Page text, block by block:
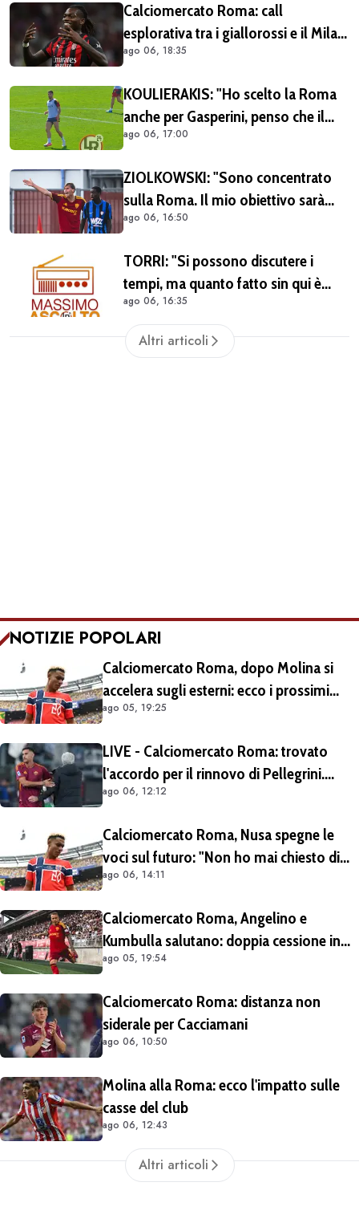
Calciomercato Roma: call
esplorativa tra i giallorossi e il Milan.
Sul tavolo le situazioni di Leao e
ago 06, 18:35
KOULIERAKIS: "Ho scelto la Roma
anche per Gasperini, penso che il
suo stile di gioco sia adatto alle mie
ago 06, 17:00
ZIOLKOWSKI: "Sono concentrato
sulla Roma. Il mio obiettivo sarà
giocare il più possibile. La
ago 06, 16:50
TORRI: "Si possono discutere i
tempi, ma quanto fatto sin qui è
giusto" - BALZANI: "Nonostante
Castro e Molina il mercato ad oggi è
insufficiente"
ago 06, 16:35
Altri articoli
NOTIZIE POPOLARI
Calciomercato Roma, dopo Molina si
accelera sugli esterni: ecco i prossimi
obiettivi
ago 05, 19:25
LIVE - Calciomercato Roma: trovato
l'accordo per il rinnovo di Pellegrini.
Prolungamento di un solo anno
ago 06, 12:12
Calciomercato Roma, Nusa spegne le
voci sul futuro: "Non ho mai chiesto di
lasciare il Lipsia. I media possono scrivere
ago 06, 14:11
Calciomercato Roma, Angelino e
Kumbulla salutano: doppia cessione in
Spagna
ago 05, 19:54
Calciomercato Roma: distanza non
siderale per Cacciamani
ago 06, 10:50
Molina alla Roma: ecco l'impatto sulle
casse del club
ago 06, 12:43
Altri articoli